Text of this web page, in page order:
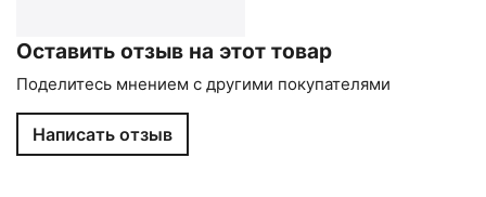
Оставить отзыв на этот товар
Поделитесь мнением с другими покупателями
Написать отзыв